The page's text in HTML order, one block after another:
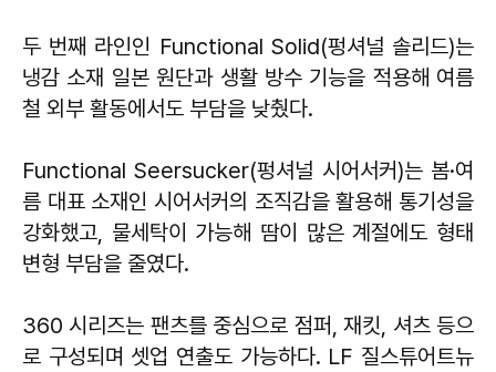
두 번째 라인인 Functional Solid(펑셔널 솔리드)는
냉감 소재 일본 원단과 생활 방수 기능을 적용해 여름
철 외부 활동에서도 부담을 낮췄다.
Functional Seersucker(펑셔널 시어서커)는 봄·여
름 대표 소재인 시어서커의 조직감을 활용해 통기성을
강화했고, 물세탁이 가능해 땀이 많은 계절에도 형태
변형 부담을 줄였다.
360 시리즈는 팬츠를 중심으로 점퍼, 재킷, 셔츠 등으
로 구성되며 셋업 연출도 가능하다. LF 질스튜어트뉴